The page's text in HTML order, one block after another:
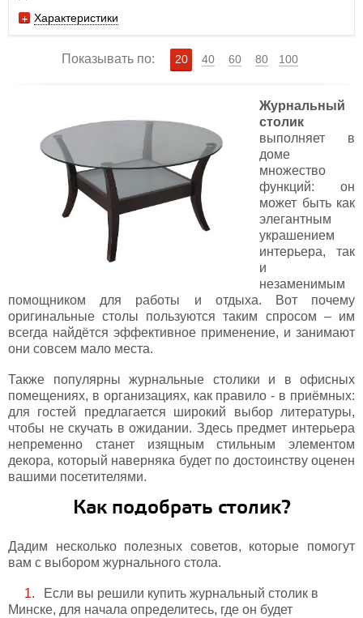
Характеристики
Показывать по: 20 40 60 80 100
Журнальный
столик
выполняет в
доме
множество
функций: он
может быть как
элегантным
украшением
интерьера, так
и
незаменимым
помощником для работы и отдыха. Вот почему
оригинальные столы пользуются таким спросом – им
всегда найдётся эффективное применение, и занимают
они совсем мало места.
Также популярны журнальные столики и в офисных
помещениях, в организациях, как правило - в приёмных:
для гостей предлагается широкий выбор литературы,
чтобы не скучать в ожидании. Здесь предмет интерьера
непременно станет изящным стильным элементом
декора, который наверняка будет по достоинству оценен
вашими посетителями.
Как подобрать столик?
Дадим несколько полезных советов, которые помогут
вам c выбором журнального стола.
Если вы решили купить журнальный столик в
Минске, для начала определитесь, где он будет